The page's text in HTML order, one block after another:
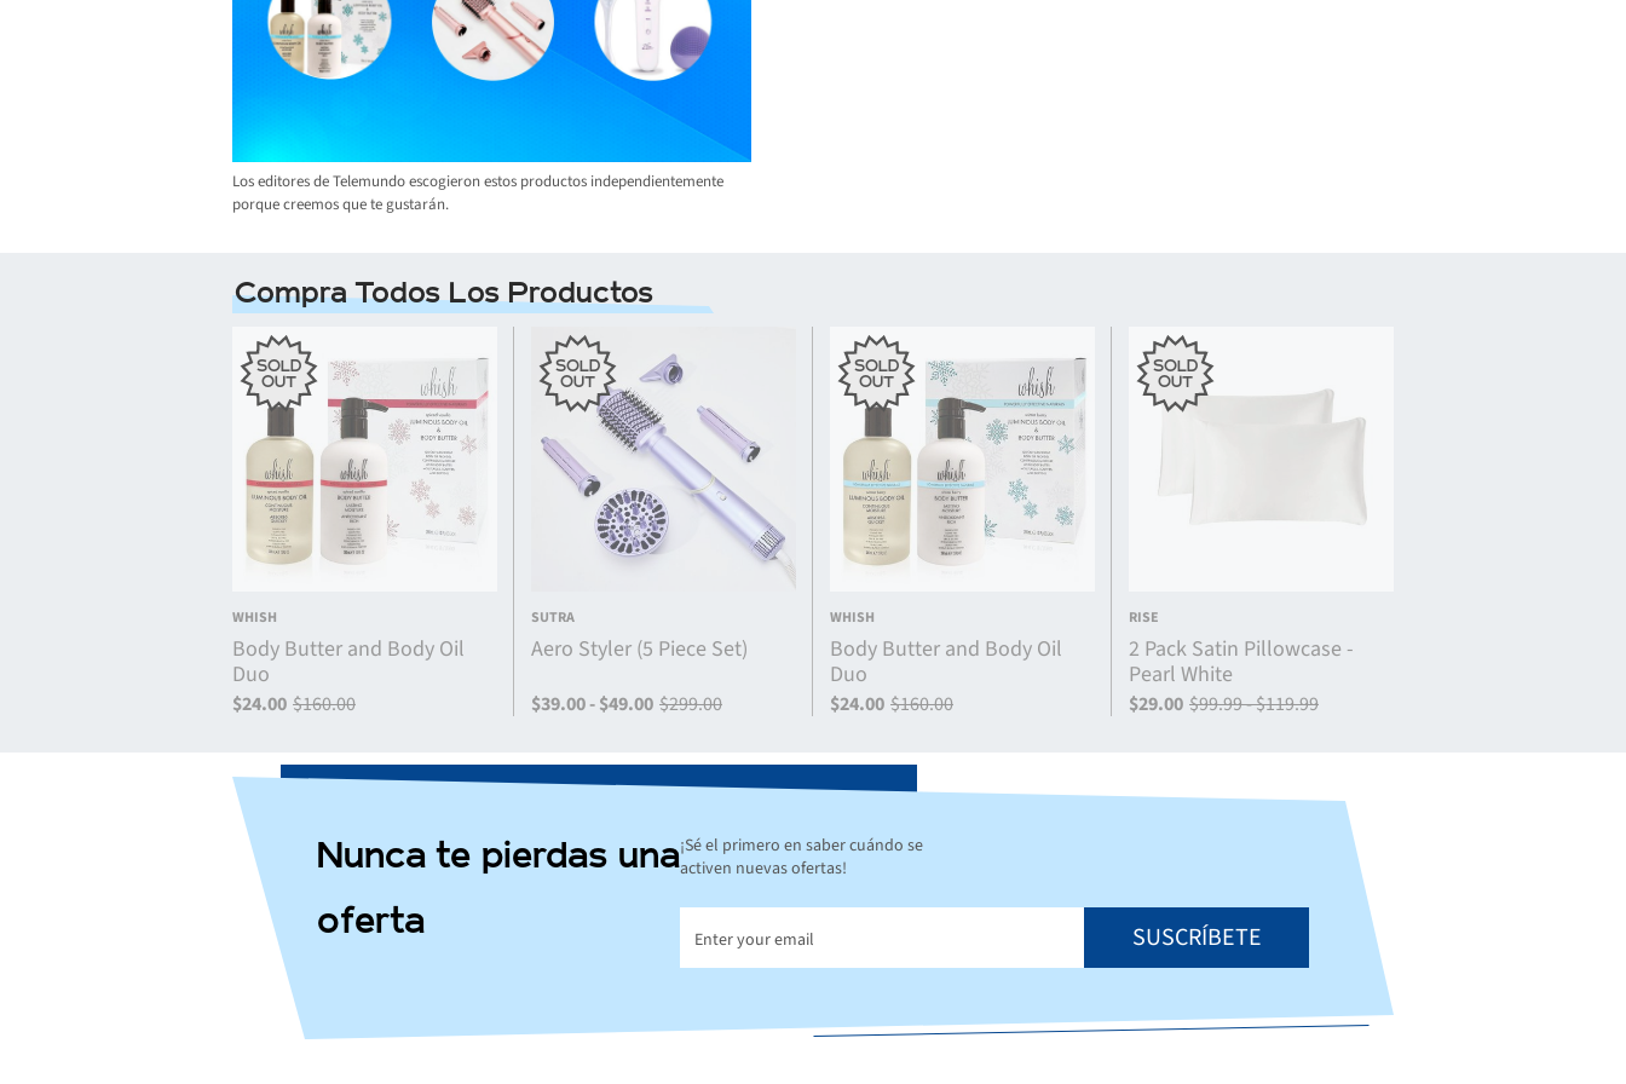
Los editores de Telemundo escogieron estos productos independientemente
porque creemos que te gustarán.
Compra Todos Los Productos
SOLD
OUT
WHISH
Body Butter and Body Oil
Duo
$24.00 $160.00
SOLD
OUT
SUTRA
Aero Styler (5 Piece Set)
$39.00 - $49.00 $299.00
SOLD
OUT
WHISH
Body Butter and Body Oil
Duo
$24.00 $160.00
SOLD
OUT
RISE
2 Pack Satin Pillowcase -
Pearl White
$29.00 $99.99 - $119.99
Nunca te pierdas una
oferta
¡Sé el primero en saber cuándo se
activen nuevas ofertas!
SUSCRÍBETE